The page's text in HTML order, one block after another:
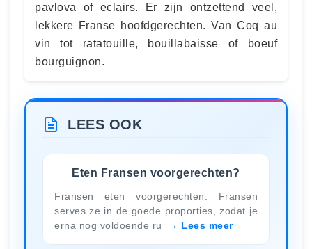
pavlova of eclairs. Er zijn ontzettend veel,
lekkere Franse hoofdgerechten. Van Coq au
vin tot ratatouille, bouillabaisse of boeuf
bourguignon.
LEES OOK
Eten Fransen voorgerechten?
Fransen eten voorgerechten. Fransen
serves ze in de goede proporties, zodat je
erna nog voldoende ru
Lees meer